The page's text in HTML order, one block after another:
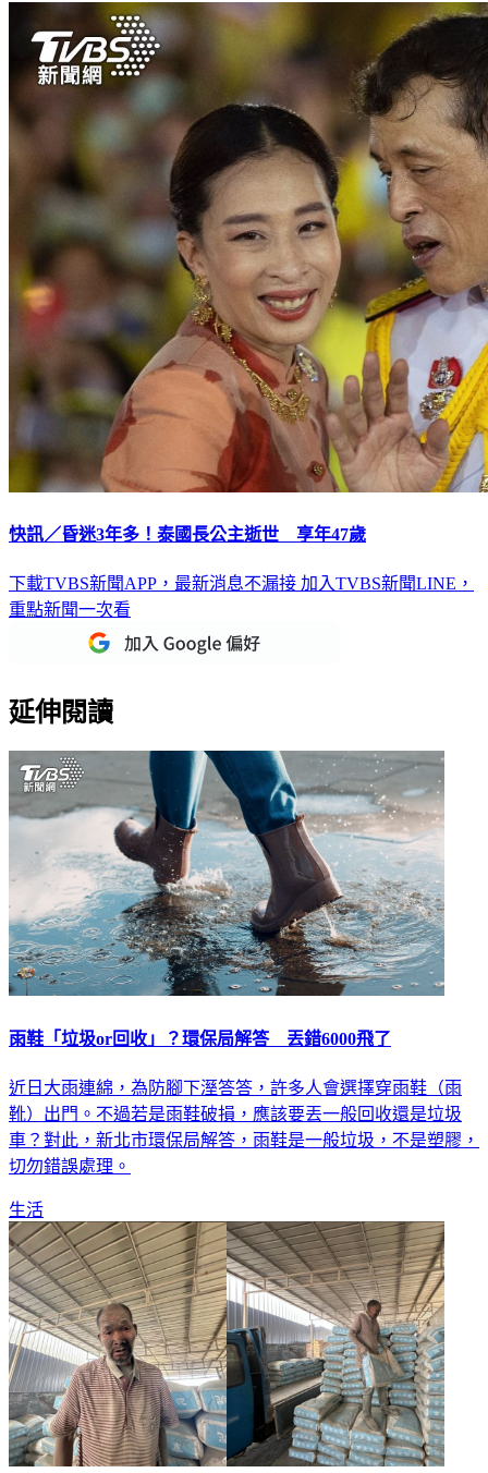
快訊／昏迷3年多！泰國長公主逝世 享年47歲
下載TVBS新聞APP，最新消息不漏接 加入TVBS新聞LINE，
重點新聞一次看
延伸閱讀
雨鞋「垃圾or回收」？環保局解答 丟錯6000飛了
近日大雨連綿，為防腳下溼答答，許多人會選擇穿雨鞋（雨
靴）出門。不過若是雨鞋破損，應該要丟一般回收還是垃圾
車？對此，新北市環保局解答，雨鞋是一般垃圾，不是塑膠，
切勿錯誤處理。
生活